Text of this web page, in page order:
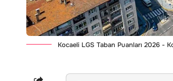
Kocaeli LGS Taban Puanları 2026 -